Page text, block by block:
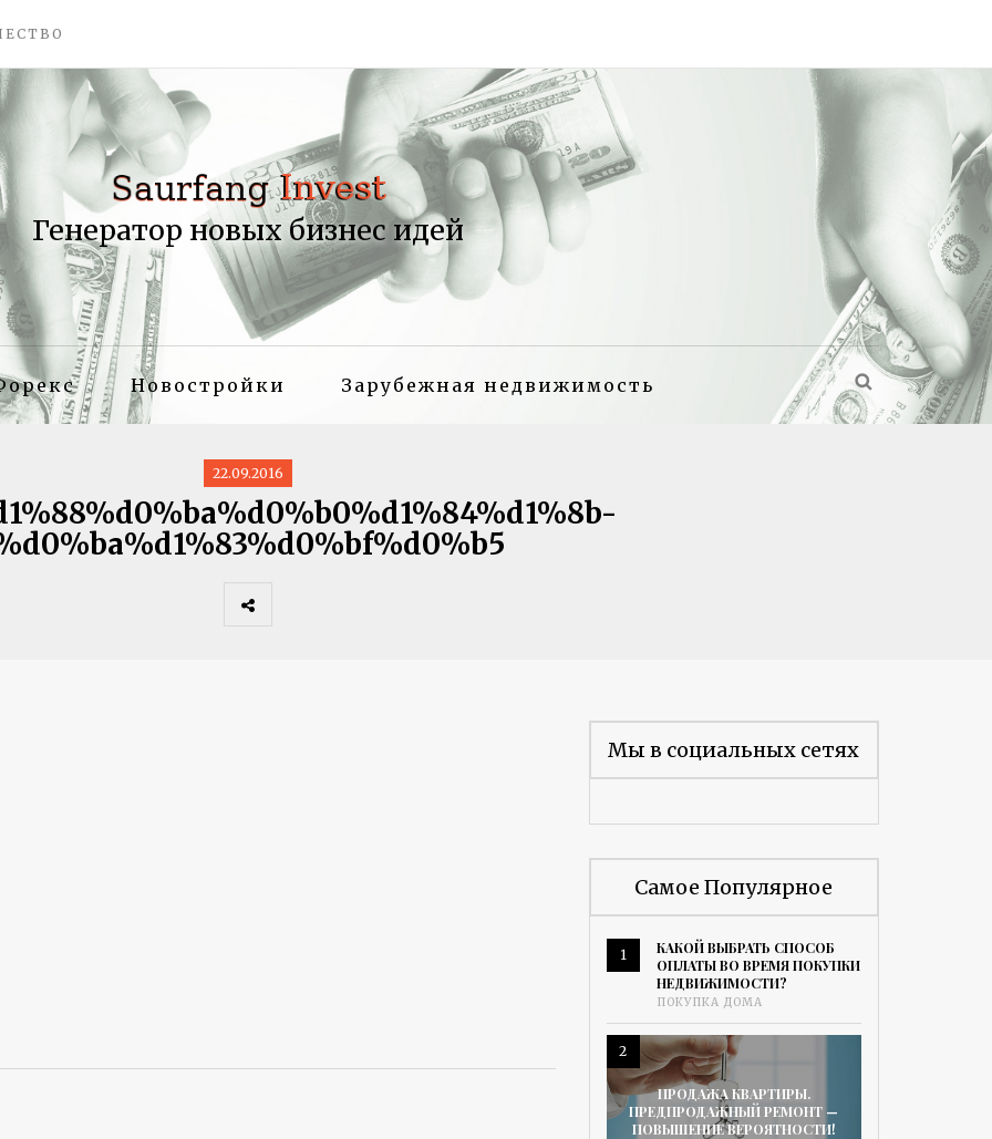
Генератор новых бизнес идей
Новостройки Зарубежная недвижимость
22.09.2016
Мы в социальных сетях
Самое Популярное
1
КАКОЙ ВЫБРАТЬ СПОСОБ
ОПЛАТЫ ВО ВРЕМЯ ПОКУПКИ
НЕДВИЖИМОСТИ?
ПОКУПКА ДОМА
2
ПРОДАЖА КВАРТИРЫ.
ПРЕДПРОДАЖНЫЙ РЕМОНТ —
ПОВЫШЕНИЕ ВЕРОЯТНОСТИ!